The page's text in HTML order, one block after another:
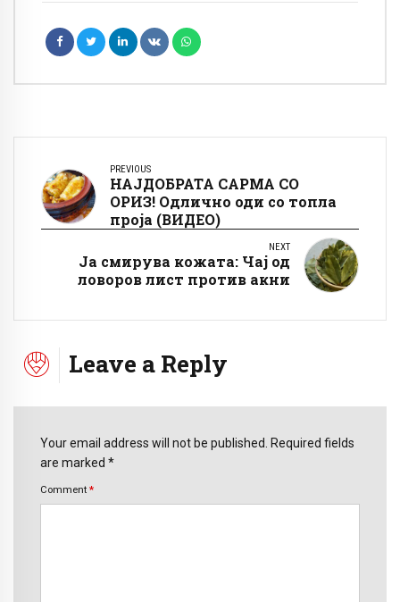
PREVIOUS
НАЈДОБРАТА САРМА СО
ОРИЗ! Одлично оди со топла
проја (ВИДЕО)
NEXT
Ја смирува кожата: Чај од
ловоров лист против акни
Leave a Reply
Your email address will not be published. Required fields
are marked *
Comment *